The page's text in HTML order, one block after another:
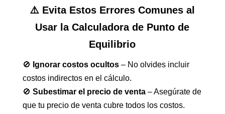
⚠️ Evita Estos Errores Comunes al
Usar la Calculadora de Punto de
Equilibrio
🚫 Ignorar costos ocultos– No olvides incluir
costos indirectos en el cálculo.
🚫 Subestimar el precio de venta– Asegúrate de
que tu precio de venta cubre todos los costos.